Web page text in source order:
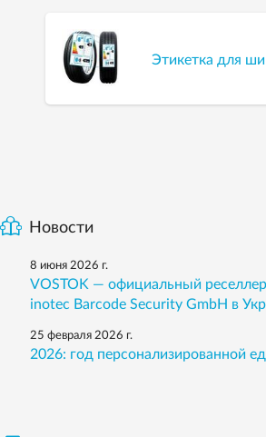
Этикетка для
Новости
8 июня 2026 г.
VOSTOK — официальный
inotec Barcode Security GmbH в
25 февраля 2026 г.
2026: год персонализированной